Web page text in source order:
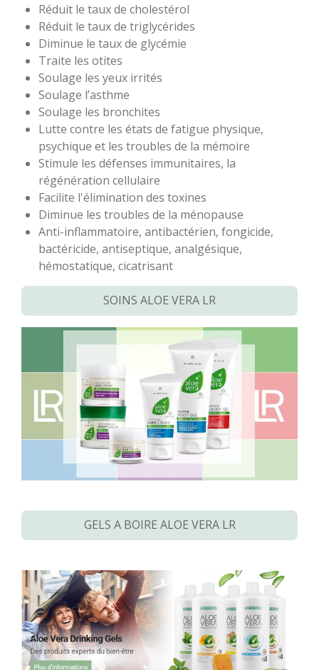
Réduit le taux de cholestérol
Réduit le taux de triglycérides
Diminue le taux de glycémie
Traite les otites
Soulage les yeux irrités
Soulage l’asthme
Soulage les bronchites
Lutte contre les états de fatigue physique,
psychique et les troubles de la mémoire
Stimule les défenses immunitaires, la
régénération cellulaire
Facilite l'élimination des toxines
Diminue les troubles de la ménopause
Anti-inflammatoire, antibactérien, fongicide,
bactéricide, antiseptique, analgésique,
hémostatique, cicatrisant
SOINS ALOE VERA LR
GELS A BOIRE ALOE VERA LR